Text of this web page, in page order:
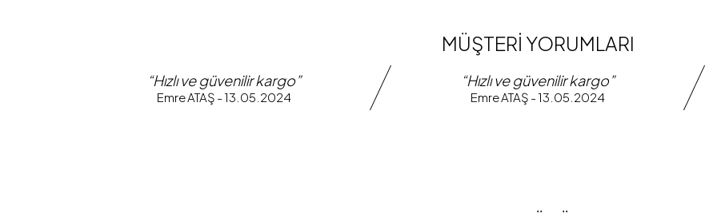
MÜŞTERİ YORUMLARI
“Hızlı ve güvenilir kargo”
Emre ATAŞ - 13.05.2024
“Hızlı ve güvenilir kargo”
Emre ATAŞ - 13.05.2024